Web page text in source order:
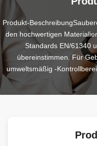
Produkt-
den hochwertigen
Standards EN/61340
übereinstimmen. Für
umweltsmäßig -